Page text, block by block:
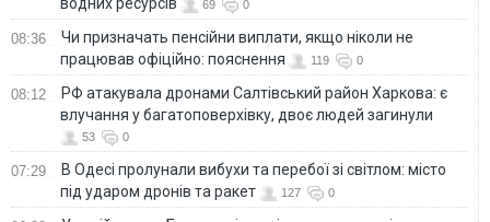
69 0
08:36
Чи призначать пенсійни виплати, якщо ніколи не
працював офіційно: пояснення
119 0
08:12
РФ атакувала дронами Салтівський район Харкова: є
влучання у багатоповерхівку, двоє людей загинули
53 0
07:29
В Одесі пролунали вибухи та перебої зі світлом: місто
під ударом дронів та ракет
127 0